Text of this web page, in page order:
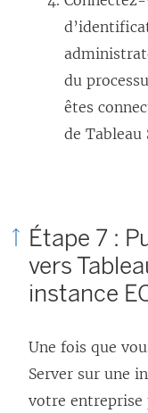
du
êtes
de Tableau
Étape 7 :
vers
instance
Une fois que
Server sur une
votre entreprise